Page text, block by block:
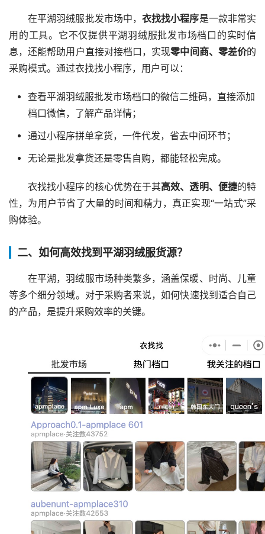
在平湖羽绒服批发市场中，衣找找小程序是一款非常实
用的工具。它不仅提供平湖羽绒服批发市场档口的实时信
息，还能帮助用户直接对接档口，实现零中间商、零差价的
采购模式。通过衣找找小程序，用户可以：
查看平湖羽绒服批发市场档口的微信二维码，直接添加
档口微信，了解产品详情；
通过小程序拼单拿货，一件代发，省去中间环节；
无论是批发拿货还是零售自购，都能轻松完成。
衣找找小程序的核心优势在于其高效、透明、便捷的特
性，为用户节省了大量的时间和精力，真正实现“一站式”采
购体验。
二、如何高效找到平湖羽绒服货源？
在平湖，羽绒服市场种类繁多，涵盖保暖、时尚、儿童
等多个细分领域。对于采购者来说，如何快速找到适合自己
的产品，是提升采购效率的关键。